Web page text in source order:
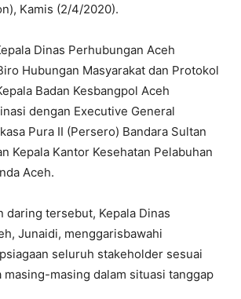
Kamis (2/4/2020).
Dinas Perhubungan Aceh
Hubungan Masyarakat dan Protokol
Badan Kesbangpol Aceh
dengan Executive General
Pura II (Persero) Bandara Sultan
Kepala Kantor Kesehatan Pelabuhan
Aceh.
daring tersebut, Kepala Dinas
Junaidi, menggarisbawahi
seluruh stakeholder sesuai
masing-masing dalam situasi tanggap